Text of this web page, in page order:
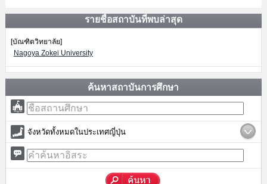
รายชื่อสถาบันที่พบล่าสุด
[บัณฑิตวิทยาลัย]
Nagoya Zokei University
ค้นหาสถาบันการศึกษา
จังหวัดทั้งหมดในประเทศญี่ปุ่น